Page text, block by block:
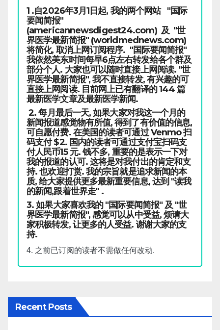
1 .自2026年3月1日起, 我的两个网站 "国际
要闻简报"
(americannewsdigest24.com) 及 "世
界医学最新简报" (worldmednews.com)
将简化, 取消上网订阅程序. "国际要闻简报"
我依然美东时间每早6点左右转发给各个群及
部分个人. 大家也可以随时直接上网阅读. "世
界医学最新简报", 我不直接转发, 有兴趣的可
直接上网阅读. 目前网上已有翻译的 144 篇
最新医学文章及最新医学新闻.
2. 每月最后一天, 如果大家对我这一个月的
新闻报道感觉物有所值, 得到了有价值的信息,
可自愿付费. 在美国的读者可通过 Venmo 扫
码支付 $2. 国内的读者可通过支付宝扫码支
付人民币15 元. 钱不多, 重要的是表示一下对
我的报道的认可. 这将是对我付出的肯定和支
持. 也欢迎打赏. 我的宗旨就是追求新闻的本
质, 给大家提供更多最新重要信息, 达到 "读我
的新闻,跟着世界走" .
3. 如果大家喜欢我的 "国际要闻简报" 及 "世
界医学最新简报", 感觉可以从中受益, 烦请大
家积极转发, 让更多的人受益. 谢谢大家的支
持.
4. 之前已订阅的读者不需做任何改动.
Recent Posts